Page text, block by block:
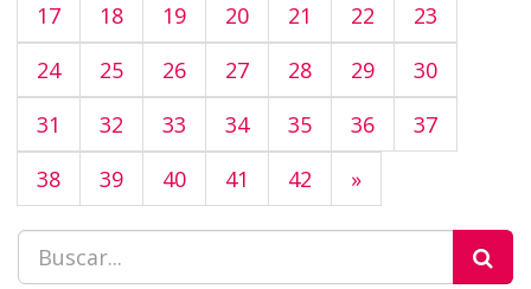
17
18 19 20 21 22
23
24
25 26 27 28 29
30
31
32 33 34 35 36
37
38
39 40 41 42 »